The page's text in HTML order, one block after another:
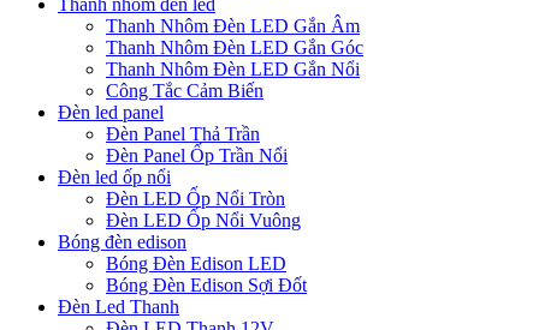
Thanh nhôm đèn led
Thanh Nhôm Đèn LED Gắn Âm
Thanh Nhôm Đèn LED Gắn Góc
Thanh Nhôm Đèn LED Gắn Nổi
Công Tắc Cảm Biến
Đèn led panel
Đèn Panel Thả Trần
Đèn Panel Ốp Trần Nổi
Đèn led ốp nổi
Đèn LED Ốp Nổi Tròn
Đèn LED Ốp Nổi Vuông
Bóng đèn edison
Bóng Đèn Edison LED
Bóng Đèn Edison Sợi Đốt
Đèn Led Thanh